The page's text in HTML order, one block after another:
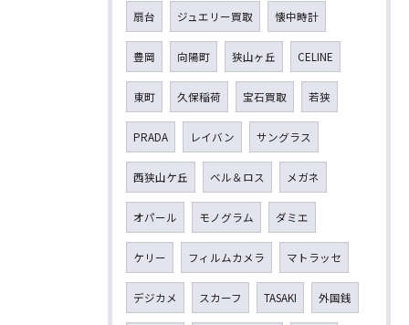
扇台 ジュエリー買取 懐中時計
豊岡 向陽町 狭山ヶ丘 CELINE
東町 久保稲荷 宝石買取 若狭
PRADA レイバン サングラス
西狭山ケ丘 ベル＆ロス メガネ
オパール モノグラム ダミエ
ケリー フィルムカメラ マトラッセ
デジカメ スカーフ TASAKI 外国銭